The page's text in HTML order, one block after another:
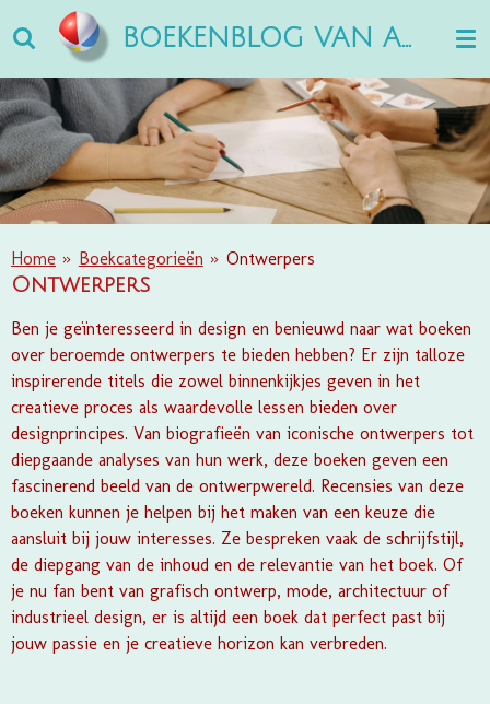
direct
naar
de
hoofdinhoud
BOEKENBLOG VAN ANN
Home » Boekcategorieën » Ontwerpers
Ontwerpers
Ben je geïnteresseerd in design en benieuwd naar wat boeken
over beroemde ontwerpers te bieden hebben? Er zijn talloze
inspirerende titels die zowel binnenkijkjes geven in het
creatieve proces als waardevolle lessen bieden over
designprincipes. Van biografieën van iconische ontwerpers tot
diepgaande analyses van hun werk, deze boeken geven een
fascinerend beeld van de ontwerpwereld. Recensies van deze
boeken kunnen je helpen bij het maken van een keuze die
aansluit bij jouw interesses. Ze bespreken vaak de schrijfstijl,
de diepgang van de inhoud en de relevantie van het boek. Of
je nu fan bent van grafisch ontwerp, mode, architectuur of
industrieel design, er is altijd een boek dat perfect past bij
jouw passie en je creatieve horizon kan verbreden.